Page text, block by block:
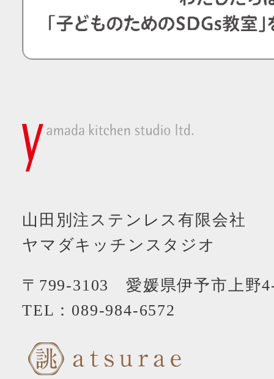
山田別注ステンレス有限会社
ヤマダキッチンスタジオ
〒799-3103 愛媛県伊予市上野
TEL： 089-984-6572